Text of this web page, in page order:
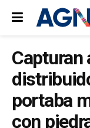
Capturan
portaba
con